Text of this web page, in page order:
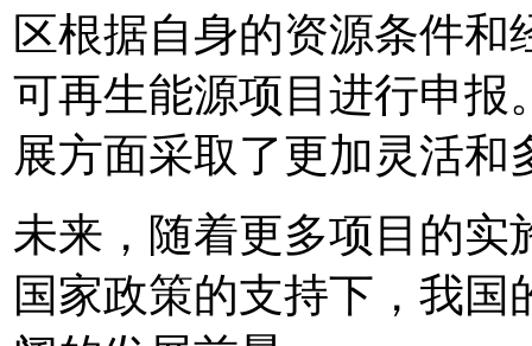
区根据自身的资源条件
可再生能源项目进行申报
展方面采取了更加灵活和
未来，随着更多项目的实
国家政策的支持下，我